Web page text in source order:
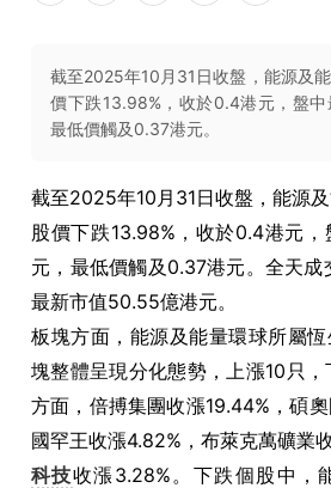
截至2025年10月31日收盤，能源及
價下跌13.98%，收於0.4港元，盤中
最低價觸及0.37港元。
截至2025年10月31日收盤，能源
股價下跌13.98%，收於0.4港元
元，最低價觸及0.37港元。全天成
最新市值50.55億港元。
板塊方面，能源及能量環球所屬
塊整體呈現分化態勢，上漲10只
方面，倍搏集團收漲19.44%，碩
國罕王收漲4.82%，布萊克萬礦業
科技收漲3.28%。下跌個股中，